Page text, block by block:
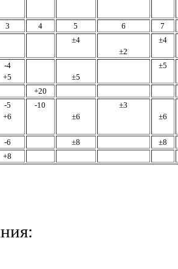
3 4 5 6
7
±4
±2
±4
-4
+5
±5
±5
+20
-5
+6
-10
±6
±3
±6
-6 ±8
±8
+8